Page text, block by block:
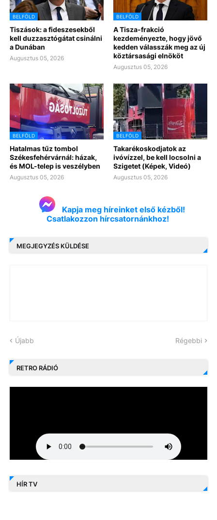
BELFÖLD
Tiszások: a fideszesekből
kell duzzasztógátat csinálni
a Dunában
Augusztus 05, 2026
BELFÖLD
A Tisza-frakció
kezdeményezte, hogy jövő
kedden válasszák meg az új
köztársasági elnököt
Augusztus 05, 2026
BELFÖLD
Hatalmas tűz tombol
Székesfehérvárnál: házak,
és MOL-telep is veszélyben
Augusztus 05, 2026
BELFÖLD
Takarékoskodjatok az
ivóvízzel, be kell locsolni a
Szigetet (Képek, Videó)
Augusztus 05, 2026
Kapja meg híreinket első kézből!
Csatlakozzon hírcsatornánkhoz!
MEGJEGYZÉS KÜLDÉSE
Újabb Régebbi
RETRO RÁDIÓ
HÍR TV